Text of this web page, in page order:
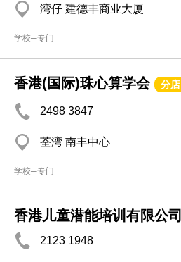
湾仔 建德丰商业大厦
学校─专门
香港(国际)珠心算学会 分店
2498 3847
荃湾 南丰中心
学校─专门
香港儿童潜能培训有限公司
2123 1948